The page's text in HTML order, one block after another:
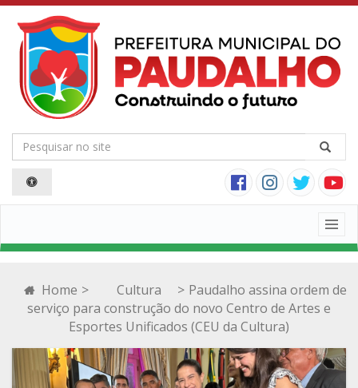
Home > Cultura > Paudalho assina ordem de
serviço para construção do novo Centro de Artes e
Esportes Unificados (CEU da Cultura)